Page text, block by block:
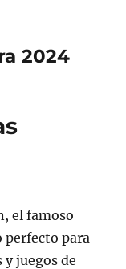
2024
el famoso
perfecto para
juegos de